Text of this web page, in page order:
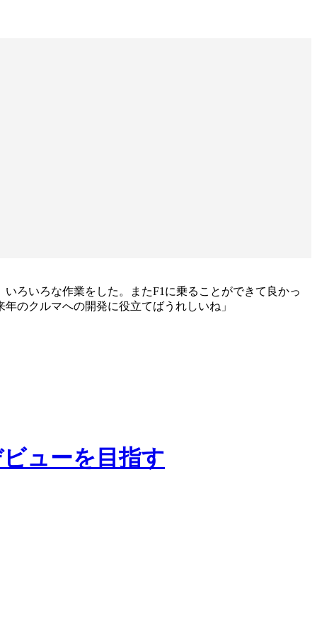
ろいろな作業をした。またF1に乗ることができて良かっ
のクルマへの開発に役立てばうれしいね」
ューを目指す